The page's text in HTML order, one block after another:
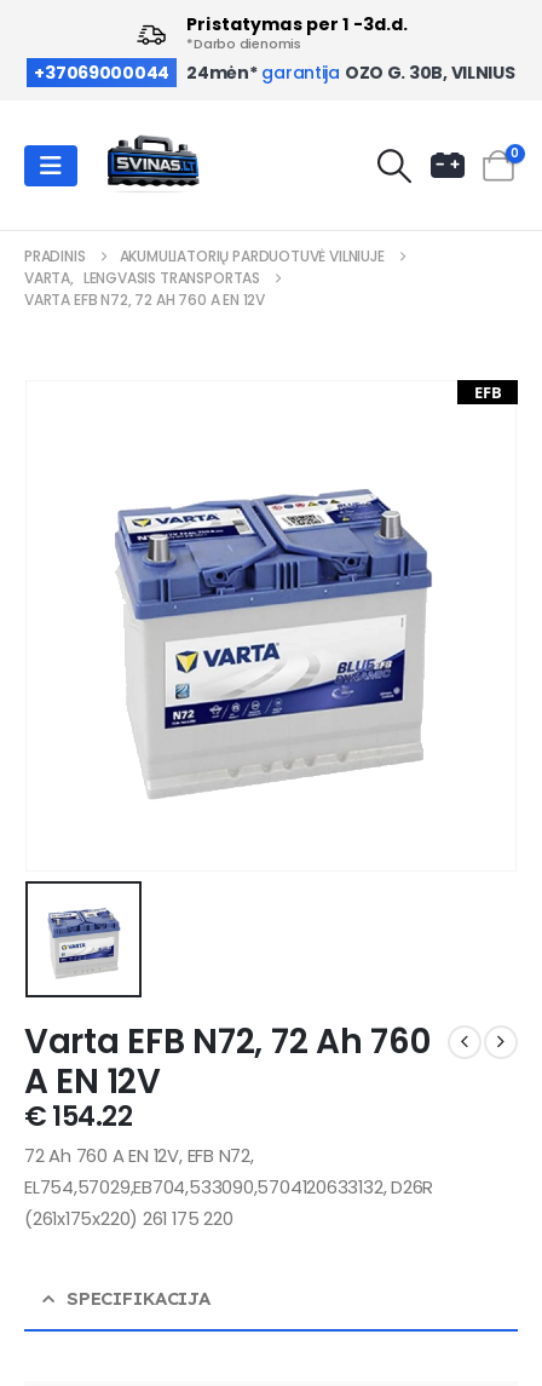
+37069000044 24mėn* garantija OZO G. 30B, VILNIUS
Pristatymas per 1 -3d.d.
*Darbo dienomis
0
PRADINIS
AKUMULIATORIŲ PARDUOTUVĖ VILNIUJE
VARTA, LENGVASIS TRANSPORTAS
VARTA EFB N72, 72 AH 760 A EN 12V
EFB
Varta EFB N72, 72 Ah 760
A EN 12V
€154.22
72 Ah 760 A EN 12V, EFB N72,
EL754,57029,EB704,533090,5704120633132, D26R
(261x175x220) 261 175 220
SPECIFIKACIJA